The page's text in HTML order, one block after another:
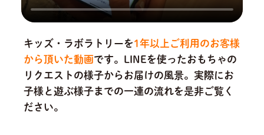
キッズ・ラボラトリーを1年以上ご利用のお客様
から頂いた動画です。 LINEを使ったおもちゃの
リクエストの様子からお届けの風景。実際にお
子様と遊ぶ様子までの一連の流れを是非ご覧く
ださい。